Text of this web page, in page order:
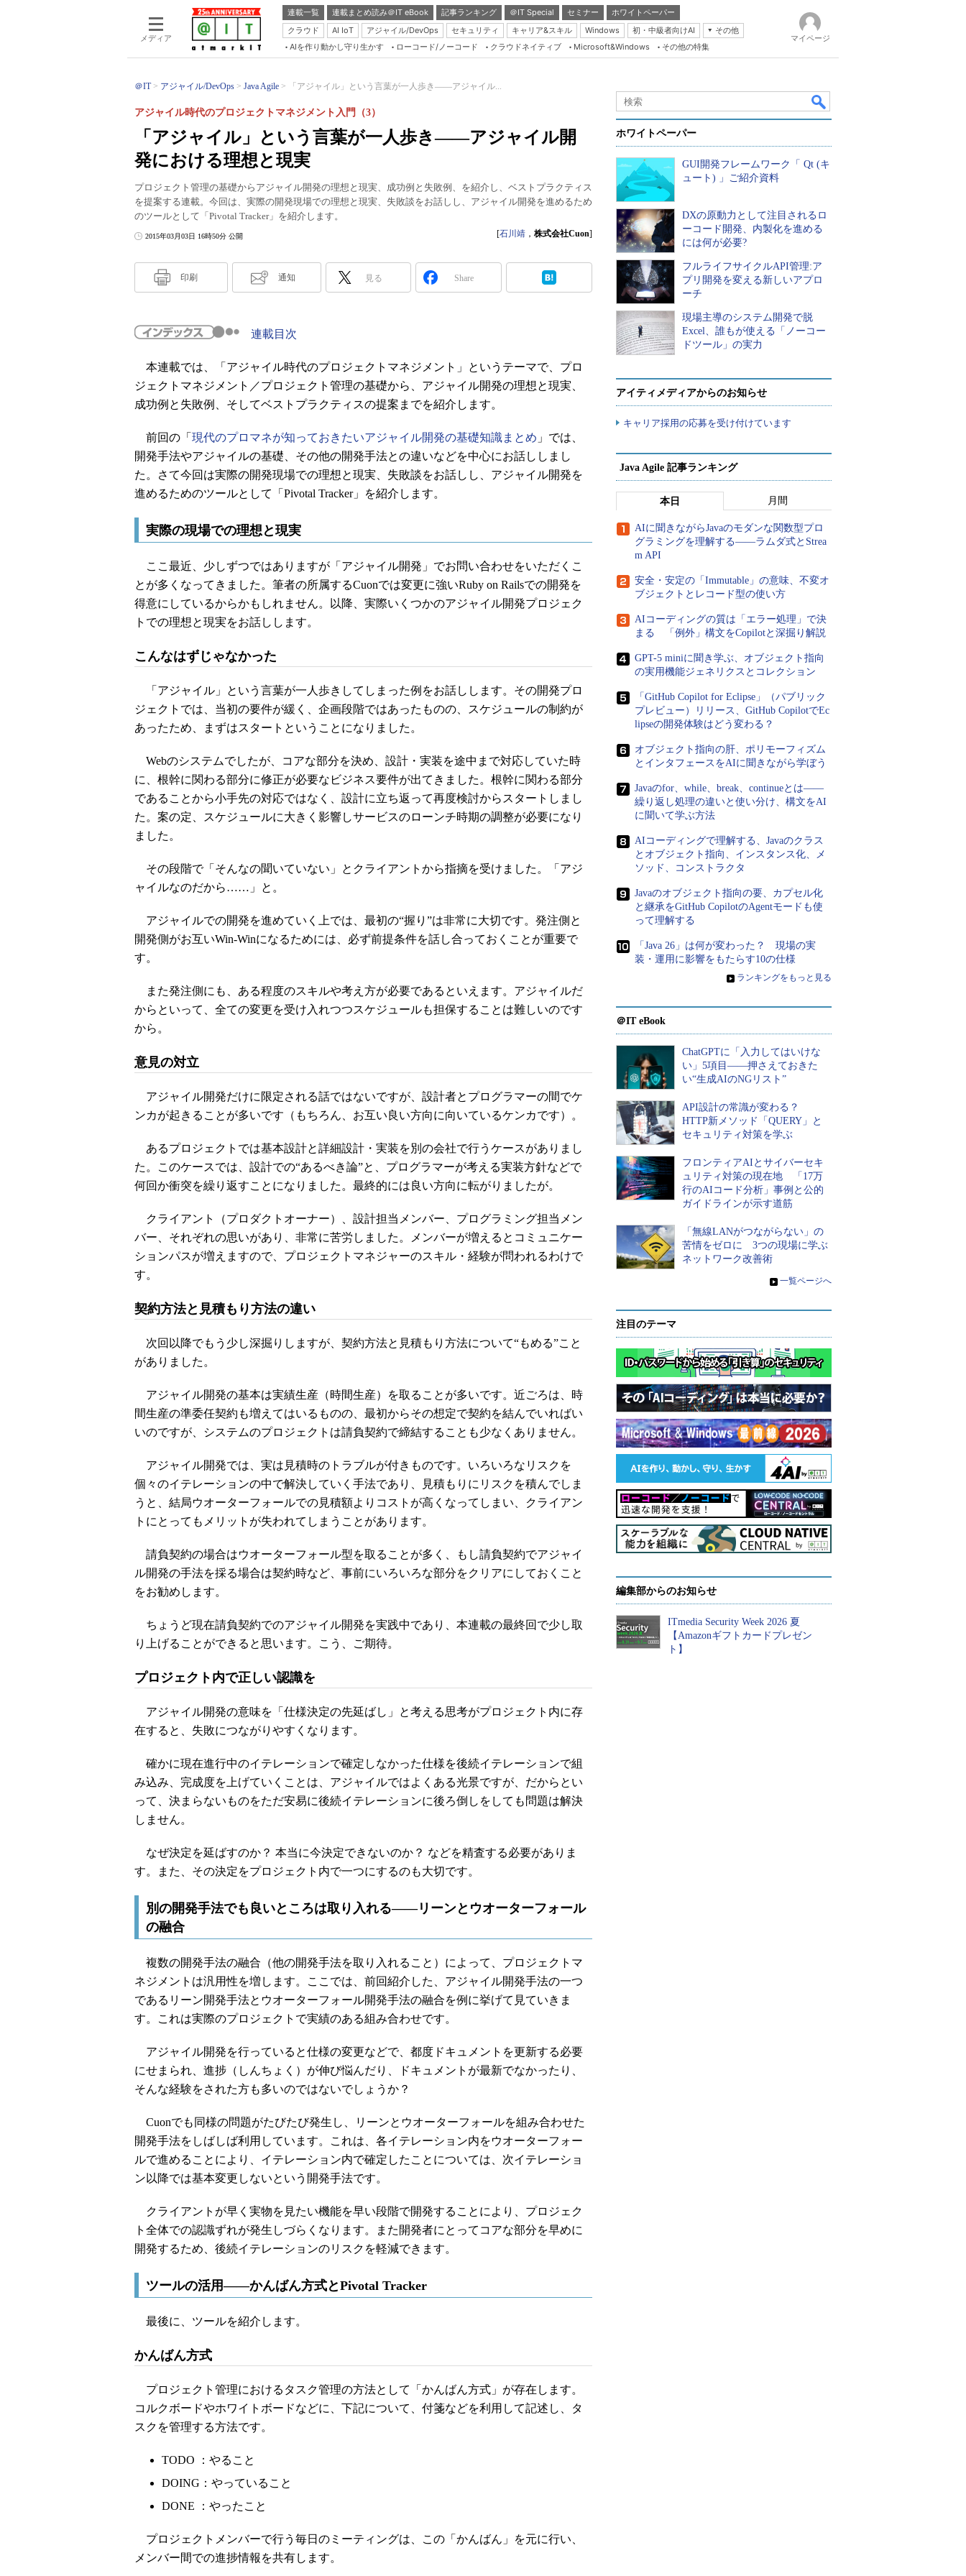
メディア
連載一覧 連載まとめ読み＠IT eBook 記事ランキング ＠IT Special セミナー
ホワイトペーパー
クラウド
AI IoT アジャイル/DevOps セキュリティ キャリア&スキル Windows 初・中級者向けAI
その他
Server & Storage
Java Agile
Database Expert
Linux ＆ OSS
Master of IP Network
Security & Trust
Test & Tools
AIを作り動かし守り生かす ローコード/ノーコード クラウドネイティブ Microsoft&Windows その他の特集
マイページ
＠IT アジャイル/DevOps Java Agile 「アジャイル」という言葉が一人歩き――アジャイル...
「アジャイル」という言葉が一人歩き――アジャイル開
発における理想と現実
アジャイル時代のプロジェクトマネジメント入門（3）
プロジェクト管理の基礎からアジャイル開発の理想と現実、成功例と失敗例、を紹介し、ベストプラクティス
を提案する連載。今回は、実際の開発現場での理想と現実、失敗談をお話しし、アジャイル開発を進めるため
のツールとして「Pivotal Tracker」を紹介します。
2015年03月03日 16時50分 公開 [石川靖 ， 株式会社Cuon]
印刷 通知 見る Share
連載目次
本連載では、「アジャイル時代のプロジェクトマネジメント」というテーマで、プロ
ジェクトマネジメント／プロジェクト管理の基礎から、アジャイル開発の理想と現実、
成功例と失敗例、そしてベストプラクティスの提案までを紹介します。
前回の「 現代のプロマネが知っておきたいアジャイル開発の基礎知識まとめ 」では、
開発手法やアジャイルの基礎、その他の開発手法との違いなどを中心にお話ししまし
た。さて今回は実際の開発現場での理想と現実、失敗談をお話しし、アジャイル開発を
進めるためのツールとして「Pivotal Tracker」を紹介します。
実際の現場での理想と現実
ここ最近、少しずつではありますが「アジャイル開発」でお問い合わせをいただくこ
とが多くなってきました。筆者の所属するCuonでは変更に強いRuby on Railsでの開発を
得意にしているからかもしれません。以降、実際いくつかのアジャイル開発プロジェク
トでの理想と現実をお話しします。
こんなはずじゃなかった
「アジャイル」という言葉が一人歩きしてしまった例をお話しします。その開発プロ
ジェクトでは、当初の要件が緩く、企画段階ではあったものの、スケジュールの制約が
あったため、まずはスタートということになりました。
Webのシステムでしたが、コアな部分を決め、設計・実装を途中まで対応していた時
に、根幹に関わる部分に修正が必要なビジネス要件が出てきました。根幹に関わる部分
であることから小手先の対応ではなく、設計に立ち返って再度検討からスタートしまし
た。案の定、スケジュールに大きく影響しサービスのローンチ時期の調整が必要になり
ました。
その段階で「そんなの聞いていない」とクライアントから指摘を受けました。「アジ
ャイルなのだから……」と。
アジャイルでの開発を進めていく上では、最初の“握り”は非常に大切です。発注側と
開発側がお互いWin-Winになるためには、必ず前提条件を話し合っておくことが重要で
す。
また発注側にも、ある程度のスキルや考え方が必要であるといえます。アジャイルだ
からといって、全ての変更を受け入れつつスケジュールも担保することは難しいのです
から。
意見の対立
アジャイル開発だけに限定される話ではないですが、設計者とプログラマーの間でケ
ンカが起きることが多いです（もちろん、お互い良い方向に向いているケンカです）。
あるプロジェクトでは基本設計と詳細設計・実装を別の会社で行うケースがありまし
た。このケースでは、設計での“あるべき論”と、プログラマーが考える実装方針などで
何回か衝突を繰り返すことになりました。最終的には良い方向に転がりましたが。
クライアント（プロダクトオーナー）、設計担当メンバー、プログラミング担当メン
バー、それぞれの思いがあり、非常に苦労しました。メンバーが増えるとコミュニケー
ションパスが増えますので、プロジェクトマネジャーのスキル・経験が問われるわけで
す。
契約方法と見積もり方法の違い
次回以降でもう少し深掘りしますが、契約方法と見積もり方法について“もめる”こと
がありました。
アジャイル開発の基本は実績生産（時間生産）を取ることが多いです。近ごろは、時
間生産の準委任契約も増えてはいるものの、最初からその想定で契約を結んでいればい
いのですが、システムのプロジェクトは請負契約で締結することも少なくありません。
アジャイル開発では、実は見積時のトラブルが付きものです。いろいろなリスクを
個々のイテレーションの中で解決していく手法であり、見積もりにリスクを積んでしま
うと、結局ウオーターフォールでの見積額よりコストが高くなってしまい、クライアン
トにとってもメリットが失われてしまうことがあります。
請負契約の場合はウオーターフォール型を取ることが多く、もし請負契約でアジャイ
ル開発の手法を採る場合は契約時など、事前にいろいろな部分をクリアにしておくこと
をお勧めします。
ちょうど現在請負契約でのアジャイル開発を実践中であり、本連載の最終回で少し取
り上げることができると思います。こう、ご期待。
プロジェクト内で正しい認識を
アジャイル開発の意味を「仕様決定の先延ばし」と考える思考がプロジェクト内に存
在すると、失敗につながりやすくなります。
確かに現在進行中のイテレーションで確定しなかった仕様を後続イテレーションで組
み込み、完成度を上げていくことは、アジャイルではよくある光景ですが、だからとい
って、決まらないものをただ安易に後続イテレーションに後ろ倒しをしても問題は解決
しません。
なぜ決定を延ばすのか？ 本当に今決定できないのか？ などを精査する必要がありま
す。また、その決定をプロジェクト内で一つにするのも大切です。
別の開発手法でも良いところは取り入れる――リーンとウオーターフォール
の融合
複数の開発手法の融合（他の開発手法を取り入れること）によって、プロジェクトマ
ネジメントは汎用性を増します。ここでは、前回紹介した、アジャイル開発手法の一つ
であるリーン開発手法とウオーターフォール開発手法の融合を例に挙げて見ていきま
す。これは実際のプロジェクトで実績のある組み合わせです。
アジャイル開発を行っていると仕様の変更などで、都度ドキュメントを更新する必要
にせまられ、進捗（しんちょく）が伸び悩んだり、ドキュメントが最新でなかったり、
そんな経験をされた方も多いのではないでしょうか？
Cuonでも同様の問題がたびたび発生し、リーンとウオーターフォールを組み合わせた
開発手法をしばしば利用しています。これは、各イテレーション内をウオーターフォー
ルで進めることにより、イテレーション内で確定したことについては、次イテレーショ
ン以降では基本変更しないという開発手法です。
クライアントが早く実物を見たい機能を早い段階で開発することにより、プロジェク
ト全体での認識ずれが発生しづらくなります。また開発者にとってコアな部分を早めに
開発するため、後続イテレーションのリスクを軽減できます。
ツールの活用――かんばん方式とPivotal Tracker
最後に、ツールを紹介します。
かんばん方式
プロジェクト管理におけるタスク管理の方法として「かんばん方式」が存在します。
コルクボードやホワイトボードなどに、下記について、付箋などを利用して記述し、タ
スクを管理する方法です。
TODO ：やること
DOING：やっていること
DONE ：やったこと
プロジェクトメンバーで行う毎日のミーティングは、この「かんばん」を元に行い、
メンバー間での進捗情報を共有します。
ホワイトペーパー
GUI開発フレームワーク「 Qt (キ
ュート) 」ご紹介資料
DXの原動力として注目されるロ
ーコード開発、内製化を進める
には何が必要?
フルライフサイクルAPI管理:ア
プリ開発を変える新しいアプロ
ーチ
現場主導のシステム開発で脱
Excel、誰もが使える「ノーコー
ドツール」の実力
アイティメディアからのお知らせ
キャリア採用の応募を受け付けています
Java Agile 記事ランキング
本日 月間
AIに聞きながらJavaのモダンな関数型プロ
グラミングを理解する――ラムダ式とStrea
m API
安全・安定の「Immutable」の意味、不変オ
ブジェクトとレコード型の使い方
AIコーディングの質は「エラー処理」で決
まる 「例外」構文をCopilotと深掘り解説
GPT-5 miniに聞き学ぶ、オブジェクト指向
の実用機能ジェネリクスとコレクション
「GitHub Copilot for Eclipse」（パブリック
プレビュー）リリース、GitHub CopilotでEc
lipseの開発体験はどう変わる？
オブジェクト指向の肝、ポリモーフィズム
とインタフェースをAIに聞きながら学ぼう
Javaのfor、while、break、continueとは――
繰り返し処理の違いと使い分け、構文をAI
に聞いて学ぶ方法
AIコーディングで理解する、Javaのクラス
とオブジェクト指向、インスタンス化、メ
ソッド、コンストラクタ
Javaのオブジェクト指向の要、カプセル化
と継承をGitHub CopilotのAgentモードも使
って理解する
「Java 26」は何が変わった？ 現場の実
装・運用に影響をもたらす10の仕様
» ランキングをもっと見る
＠IT eBook
ChatGPTに「入力してはいけな
い」5項目――押さえておきた
い“生成AIのNGリスト”
API設計の常識が変わる？
HTTP新メソッド「QUERY」と
セキュリティ対策を学ぶ
フロンティアAIとサイバーセキ
ュリティ対策の現在地 「17万
行のAIコード分析」事例と公的
ガイドラインが示す道筋
「無線LANがつながらない」の
苦情をゼロに 3つの現場に学ぶ
ネットワーク改善術
» 一覧ページへ
注目のテーマ
編集部からのお知らせ
ITmedia Security Week 2026 夏
【Amazonギフトカードプレゼン
ト】